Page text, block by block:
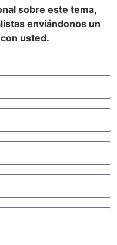
sobre este tema,
enviándonos un
usted.